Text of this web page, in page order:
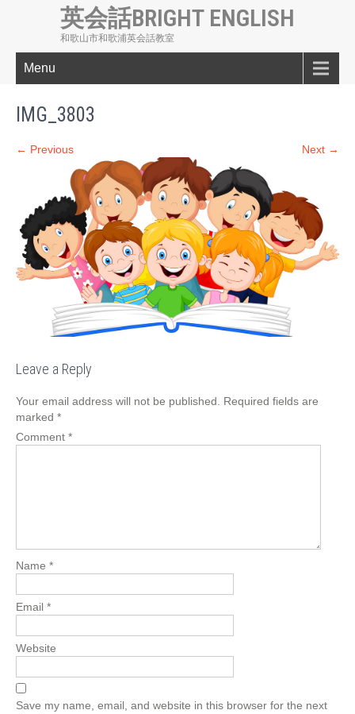
英会話BRIGHT ENGLISH
和歌山市和歌浦英会話教室
Menu
IMG_3803
← Previous Next →
Leave a Reply
Your email address will not be published. Required fields are
marked *
Comment *
Name *
Email *
Website
Save my name, email, and website in this browser for the next